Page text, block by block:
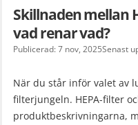
Skillnaden mellan
vad renar vad?
Publicerad: 7 nov, 2025Senast
När du står inför valet av
filterjungeln. HEPA-filter
produktbeskrivningarna,